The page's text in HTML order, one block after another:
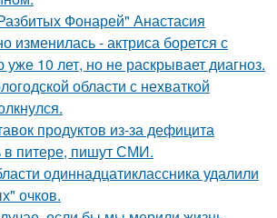
Фонарей" Анастасия
изменилась - актриса борется с
10 лет, но не раскрывает диагноз.
области с нехваткой
продуктов из-за дефицита
в питере, пишут СМИ.
одиннадцатиклассника удалили
очков.